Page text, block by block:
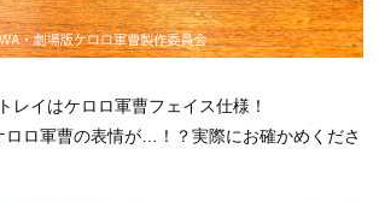
レイはケロロ軍曹フェイス仕様！
ロロ軍曹の表情が…！？実際にお確かめくださ